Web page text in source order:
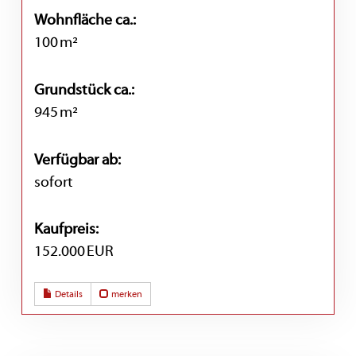
Wohnfläche ca.:
100 m²
Grund­stück ca.:
945 m²
Verfügbar ab:
sofort
Kaufpreis:
152.000 EUR
Details merken